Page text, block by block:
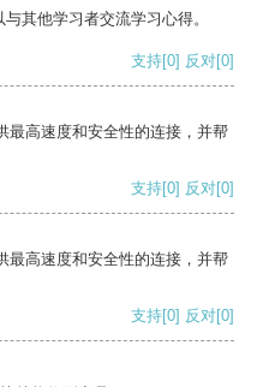
其他学习者交流学习心得。
支持[0] 反对[0]
最高速度和安全性的连接，并帮
支持[0] 反对[0]
最高速度和安全性的连接，并帮
支持[0] 反对[0]